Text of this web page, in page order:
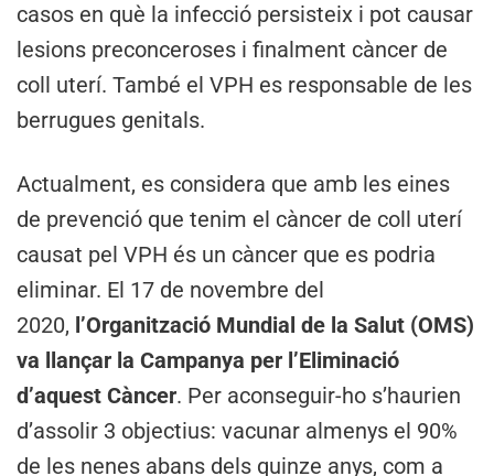
casos en què la infecció persisteix i pot causar
lesions preconceroses i finalment càncer de
coll uterí. També el VPH es responsable de les
berrugues genitals.
Actualment, es considera que amb les eines
de prevenció que tenim el càncer de coll uterí
causat pel VPH és un càncer que es podria
eliminar. El 17 de novembre del
2020, l’Organització Mundial de la Salut (OMS)
va llançar la Campanya per l’Eliminació
d’aquest Càncer. Per aconseguir-ho s’haurien
d’assolir 3 objectius: vacunar almenys el 90%
de les nenes abans dels quinze anys, com a